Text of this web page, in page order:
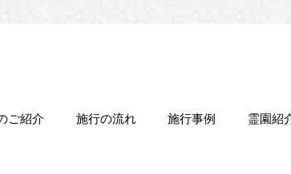
ご紹介 施行の流れ 施行事例 霊園紹